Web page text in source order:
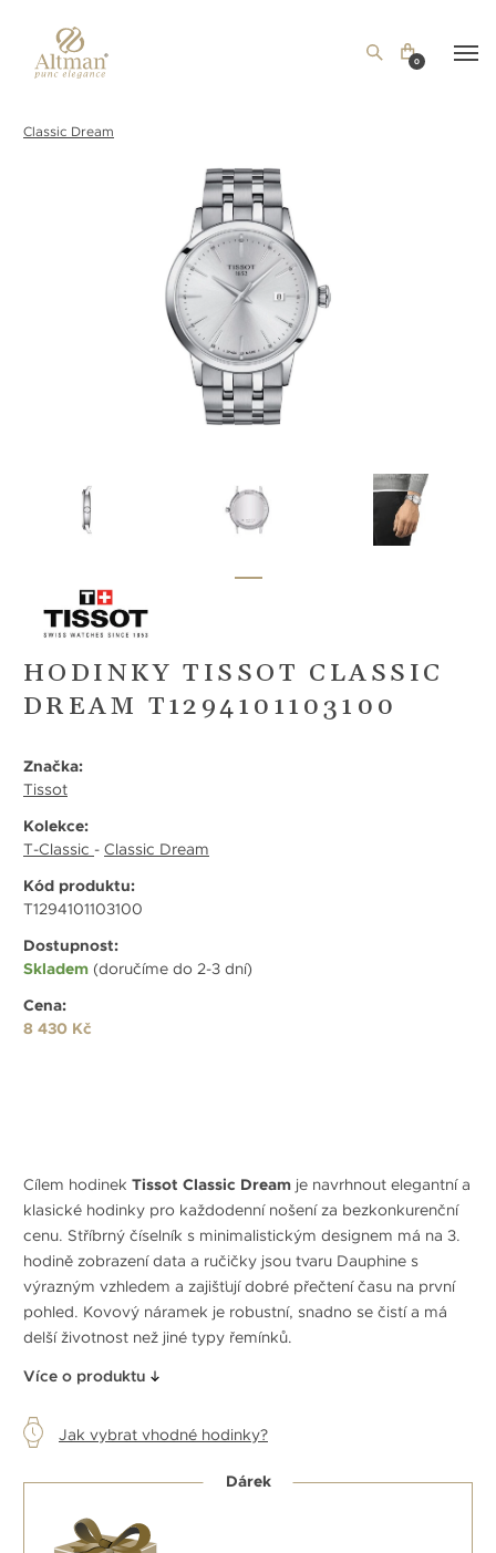
0
Classic Dream
HODINKY TISSOT CLASSIC
DREAM T1294101103100
Značka:
Tissot
Kolekce:
T-Classic - Classic Dream
Kód produktu:
T1294101103100
Dostupnost:
Skladem (doručíme do 2-3 dní)
Cena:
8 430 Kč
Cílem hodinek Tissot Classic Dream je navrhnout elegantní a
klasické hodinky pro každodenní nošení za bezkonkurenční
cenu. Stříbrný číselník s minimalistickým designem má na 3.
hodině zobrazení data a ručičky jsou tvaru Dauphine s
výrazným vzhledem a zajišťují dobré přečtení času na první
pohled. Kovový náramek je robustní, snadno se čistí a má
delší životnost než jiné typy řemínků.
Více o produktu
Jak vybrat vhodné hodinky?
Dárek